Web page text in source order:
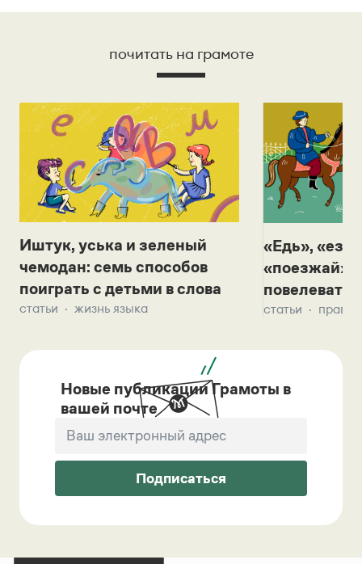
почитать на грамоте
Иштук, уська и зеленый
чемодан: семь способов
поиграть с детьми в слова
статьи жизнь языка
«Едь»,
«поезжай»?
повелевать
статьи
Новые публикации Грамоты в
вашей почте
Подписаться